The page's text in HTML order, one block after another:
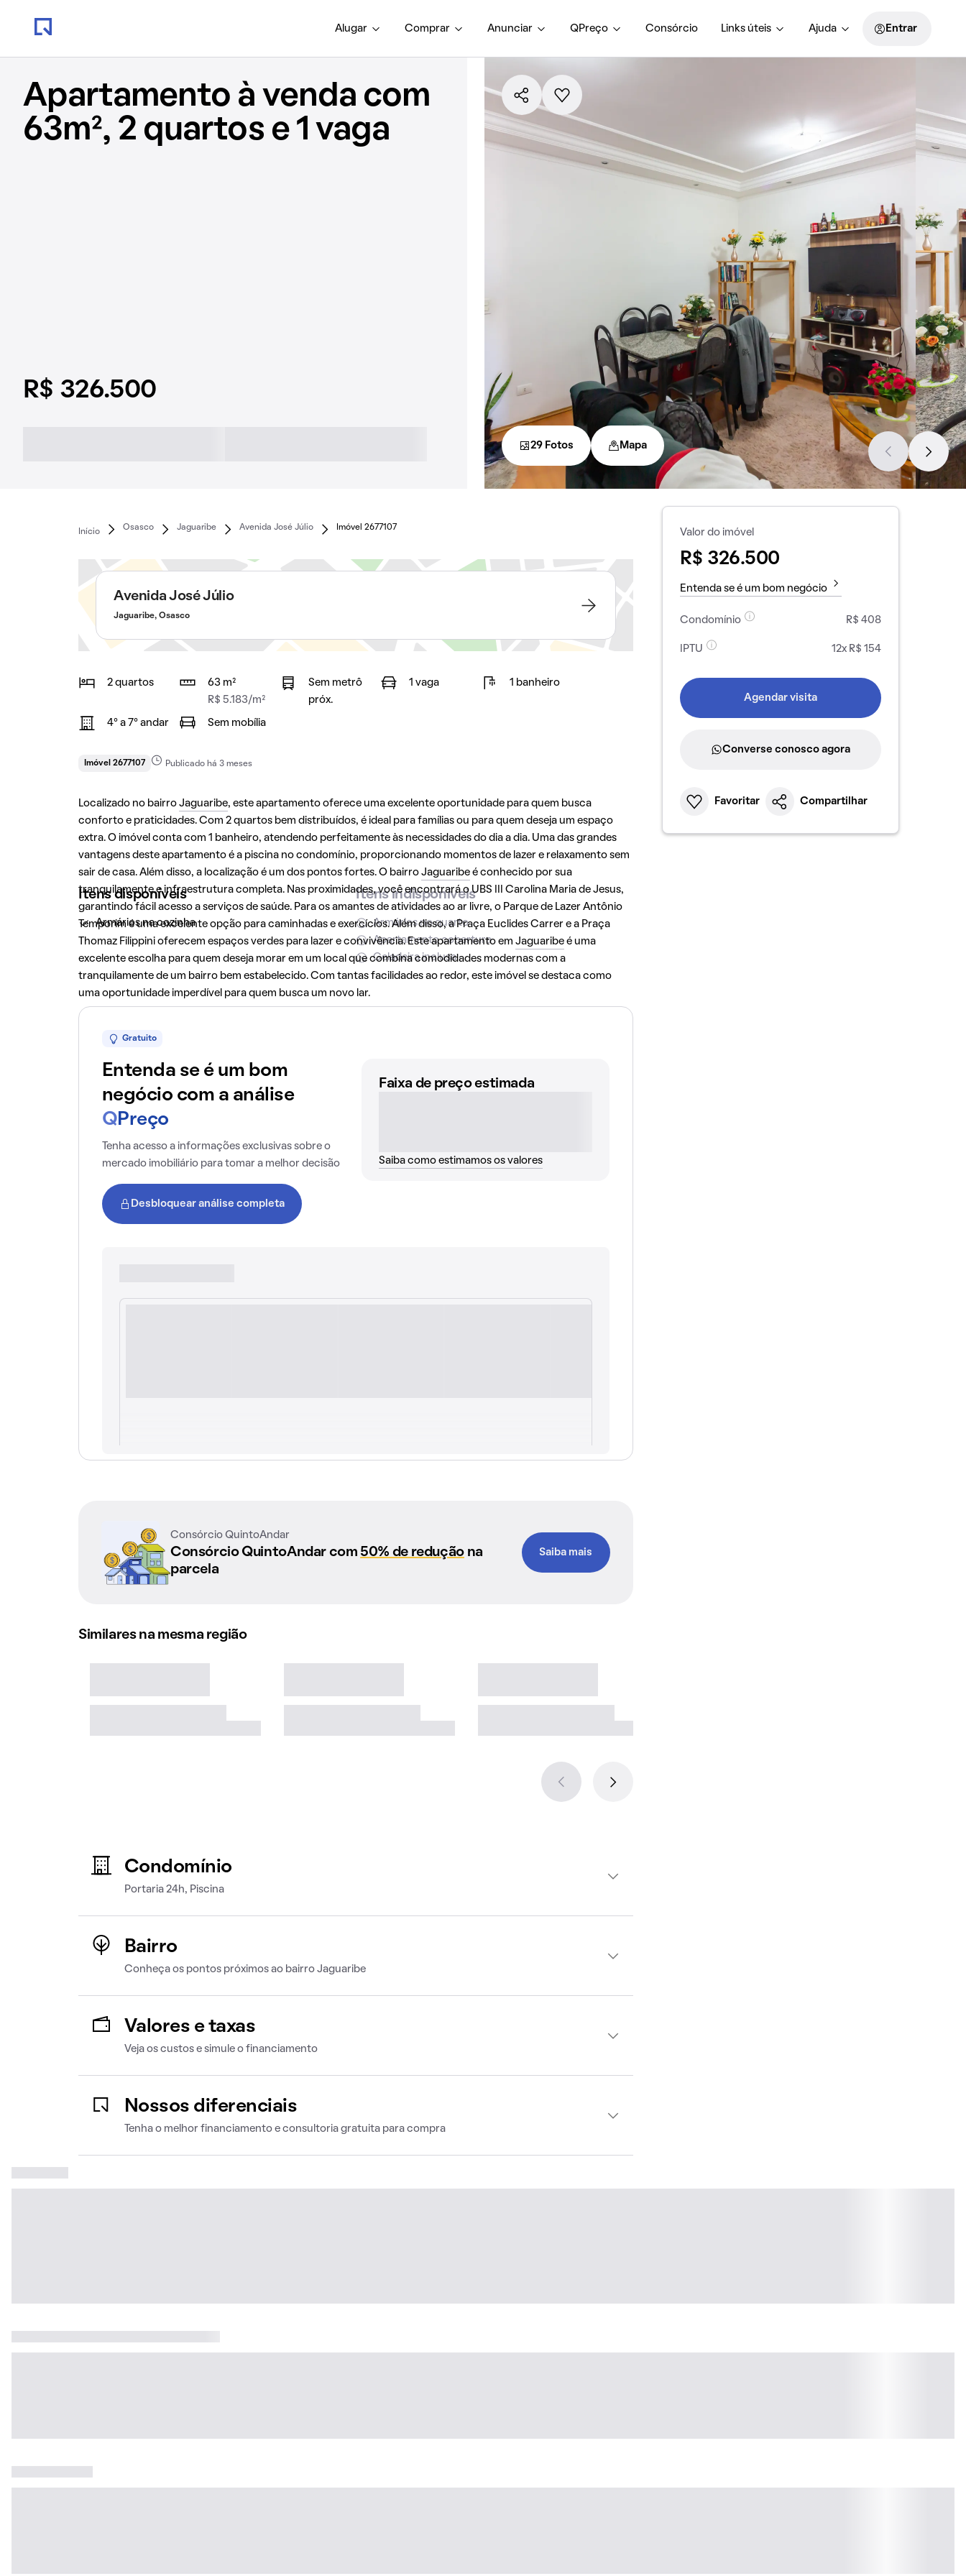
Alugar Comprar Anunciar QPreço Consórcio Links úteis Ajuda Entrar
Apartamento à venda com
63m², 2 quartos e 1 vaga
R$ 326.500
29 Fotos Mapa
Início
Osasco Jaguaribe Avenida José Júlio Imóvel 2677107
Avenida José Júlio
Jaguaribe, Osasco
2 quartos
63 m²
R$ 5.183/m²
Sem metrô
próx.
1 vaga 1 banheiro
4° a 7° andar Sem mobília
Imóvel 2677107 Publicado há 3 meses
Localizado no bairro Jaguaribe, este apartamento oferece uma excelente oportunidade para quem busca
conforto e praticidades. Com 2 quartos bem distribuídos, é ideal para famílias ou para quem deseja um espaço
extra. O imóvel conta com 1 banheiro, atendendo perfeitamente às necessidades do dia a dia. Uma das grandes
vantagens deste apartamento é a piscina no condomínio, proporcionando momentos de lazer e relaxamento sem
sair de casa. Além disso, a localização é um dos pontos fortes. O bairro Jaguaribeé conhecido por sua
tranquilamente e infraestrutura completa. Nas proximidades, você encontrará o UBS III Carolina Maria de Jesus,
garantindo fácil acesso a serviços de saúde. Para os amantes de atividades ao ar livre, o Parque de Lazer Antônio
Temporim é uma excelente opção para caminhadas e exercícios. Além disso, a Praça Euclides Carrer e a Praça
Thomaz Filippini oferecem espaços verdes para lazer e convivência. Este apartamento em Jaguaribeé uma
excelente escolha para quem deseja morar em um local que combina comodidades modernas com a
tranquilamente de um bairro bem estabelecido. Com tantas facilidades ao redor, este imóvel se destaca como
uma oportunidade imperdível para quem busca um novo lar.
Itens disponíveis
Armários na cozinha
Itens indisponíveis
Armários no quarto
Apartamento cobertura
Geladeira inclusa
Gratuito
Entenda se é um bom
negócio com a análise
Q Preço
Tenha acesso a informações exclusivas sobre o
mercado imobiliário para tomar a melhor decisão
Desbloquear análise completa
Faixa de preço estimada
Saiba como estimamos os valores
Consórcio QuintoAndar
Consórcio QuintoAndar com 50% de reduçãona
parcela
Saiba mais
Similares na mesma região
Condomínio
Portaria 24h, Piscina
Bairro
Conheça os pontos próximos ao bairro Jaguaribe
Valores e taxas
Veja os custos e simule o financiamento
Nossos diferenciais
Tenha o melhor financiamento e consultoria gratuita para compra
Valor do imóvel
R$ 326.500
Entenda se é um bom negócio
Condomínio R$ 408
IPTU 12x R$ 154
Agendar visita
Converse conosco agora
Favoritar Compartilhar